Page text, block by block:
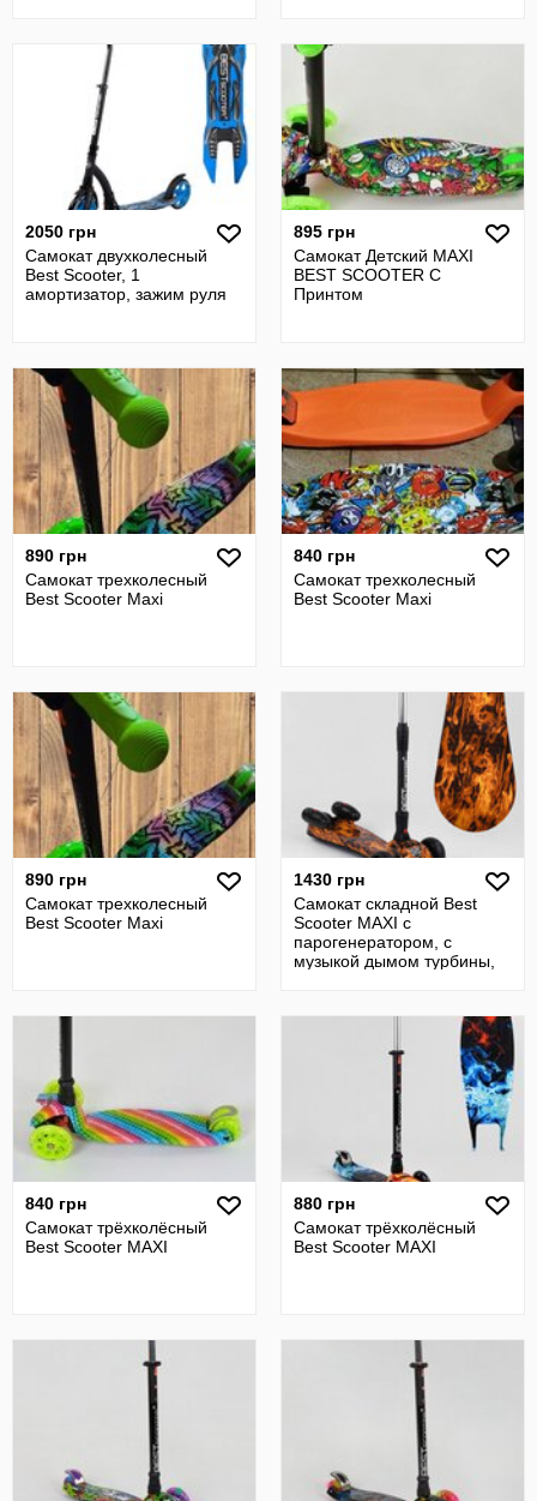
2050 грн
Самокат двухколесный
Best Scooter, 1
амортизатор, зажим руля
895 грн
Самокат Детский MAXI
BEST SCOOTER C
Принтом
890 грн
Самокат трехколесный
Best Scooter Maxi
840 грн
Самокат трехколесный
Best Scooter Maxi
890 грн
Самокат трехколесный
Best Scooter Maxi
1430 грн
Самокат складной Best
Scooter MAXI с
парогенератором, с
музыкой дымом турбины,
840 грн
Самокат трёхколёсный
Best Scooter MAXI
880 грн
Самокат трёхколёсный
Best Scooter MAXI